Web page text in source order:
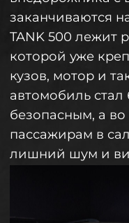
Брутальность не
Премиум-класс
относится автомобиль,
наборе электронных
отличной
салон рассчитан на
человек, которые с
на кожаных сиденьях,
вентиляцией,
крыше находится